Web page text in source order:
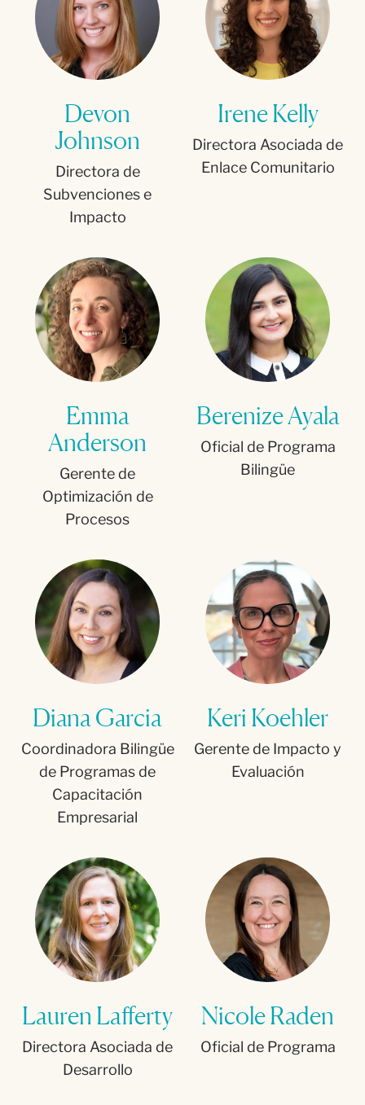
Devon
Johnson
Directora de
Subvenciones e
Impacto
Irene Kelly
Directora Asociada de
Enlace Comunitario
Emma
Anderson
Gerente de
Optimización de
Procesos
Berenize Ayala
Oficial de Programa
Bilingüe
Diana Garcia
Coordinadora Bilingüe
de Programas de
Capacitación
Empresarial
Keri Koehler
Gerente de Impacto y
Evaluación
Lauren Lafferty
Directora Asociada de
Desarrollo
Nicole Raden
Oficial de Programa